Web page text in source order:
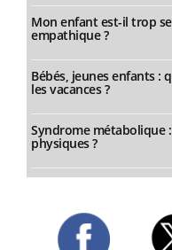
Mon enfant est-il trop
empathique ?
Bébés, jeunes enfants :
les vacances ?
Syndrome métabolique
physiques ?